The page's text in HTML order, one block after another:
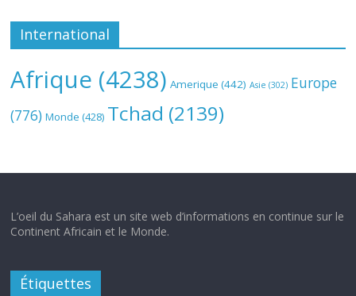
International
Afrique (4238) Amerique (442) Asie (302) Europe
(776) Monde (428) Tchad (2139)
L’oeil du Sahara est un site web d’informations en continue sur le
Continent Africain et le Monde.
Étiquettes